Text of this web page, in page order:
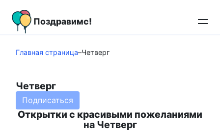
контенту
Поздравимс!
Главная страница–Четверг
Четверг
Подписаться
Открытки с красивыми пожеланиями
на Четверг